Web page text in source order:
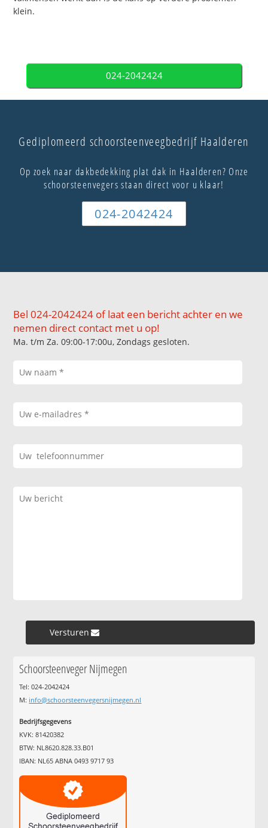
klein.
024-2042424
Gediplomeerd schoorsteenveegbedrijf Haalderen
Op zoek naar dakbedekking plat dak in Haalderen? Onze
schoorsteenvegers staan direct voor u klaar!
024-2042424
Bel 024-2042424 of laat een bericht achter en we
nemen direct contact met u op!
Ma. t/m Za. 09:00-17:00u, Zondags gesloten.
Versturen »
Schoorsteenveger Nijmegen
Tel: 024-2042424
M: info@schoorsteenvegersnijmegen.nl
Bedrijfsgegevens
KVK: 81420382
BTW: NL8620.828.33.B01
IBAN: NL65 ABNA 0493 9717 93